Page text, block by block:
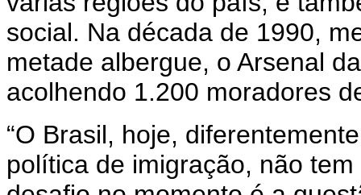
social. Na década de 1990,
metade albergue, o Arsenal
acolhendo 1.200 moradores
“O Brasil, hoje,
política de imigração, não